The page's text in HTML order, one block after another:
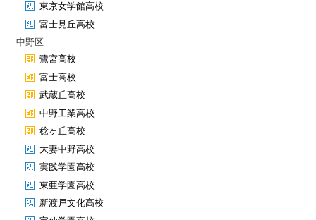
東京女学館高校
富士見丘高校
中野区
鷺宮高校
富士高校
武蔵丘高校
中野工業高校
稔ヶ丘高校
大妻中野高校
実践学園高校
東亜学園高校
新渡戸文化高校